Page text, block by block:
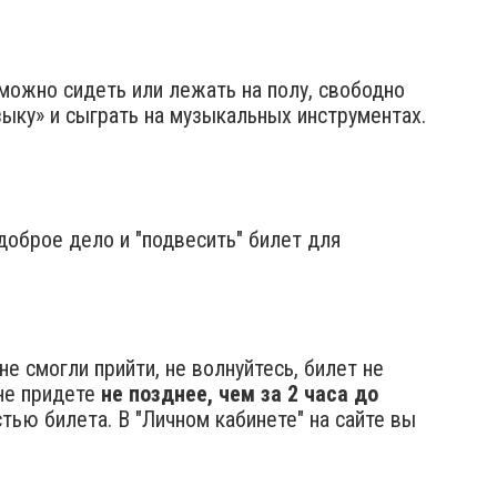
сидеть или лежать на полу, свободно
и сыграть на музыкальных инструментах.
дело и "подвесить" билет для
смогли прийти, не волнуйтесь, билет не
придете не позднее, чем за 2 часа до
билета. В "Личном кабинете" на сайте вы